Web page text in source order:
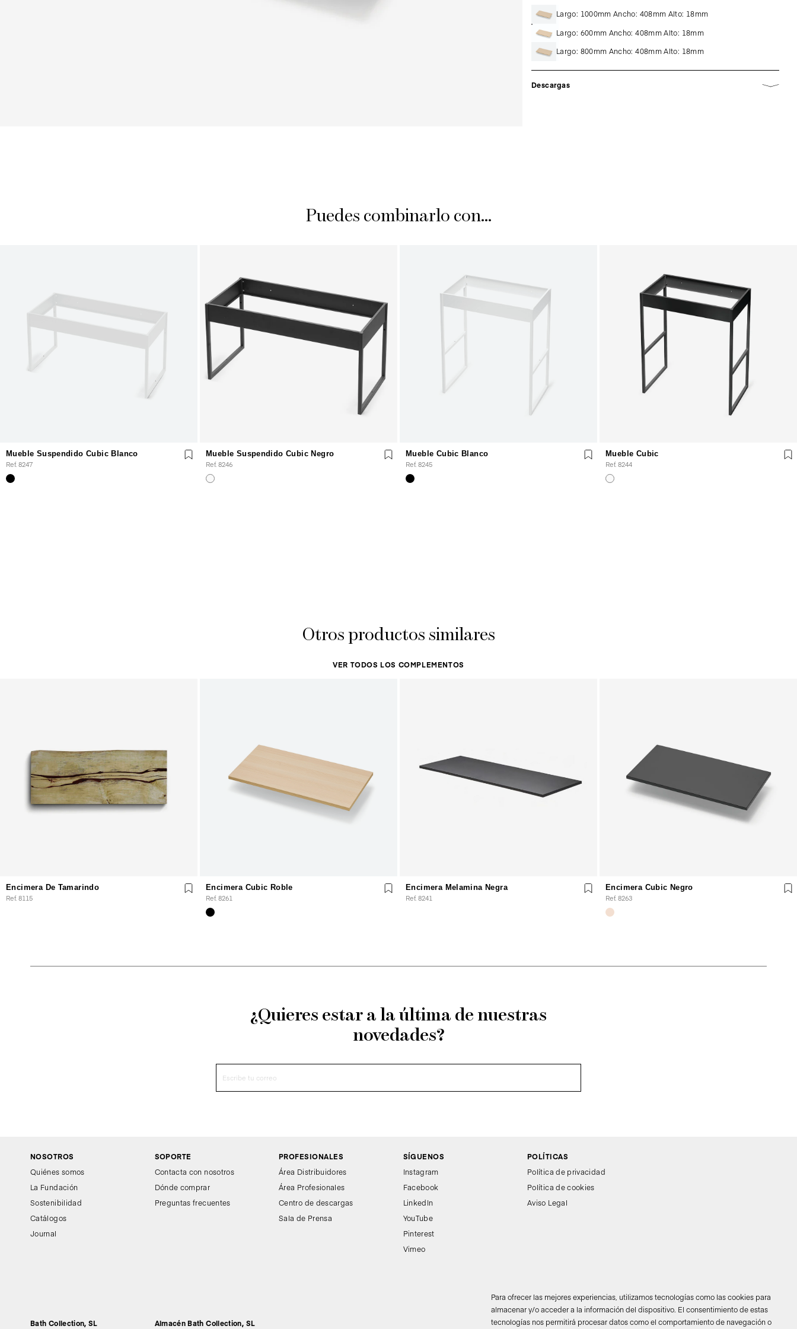
Para ofrecer las mejores experiencias, utilizamos tecnologías como las cookies para
almacenar y/o acceder a la información del dispositivo. El consentimiento de estas
tecnologías nos permitirá procesar datos como el comportamiento de navegación o
Largo: 1000mm Ancho: 408mm Alto: 18mm
Largo: 600mm Ancho: 408mm Alto: 18mm
Largo: 800mm Ancho: 408mm Alto: 18mm
Descargas
Puedes combinarlo con...
Mueble Suspendido Cubic Blanco
Ref. 8247
Mueble Suspendido Cubic Negro
Ref. 8246
Mueble Cubic Blanco
Ref. 8245
Mueble Cubic
Ref. 8244
Otros productos similares
VER TODOS LOS COMPLEMENTOS
Encimera De Tamarindo
Ref. 8115
Encimera Cubic Roble
Ref. 8261
Encimera Melamina Negra
Ref. 8241
Encimera Cubic Negro
Ref. 8263
¿Quieres estar a la última de nuestras
novedades?
NOSOTROS
Quiénes somos
La Fundación
Sostenibilidad
Catálogos
Journal
SOPORTE
Contacta con nosotros
Dónde comprar
Preguntas frecuentes
PROFESIONALES
Área Distribuidores
Área Profesionales
Centro de descargas
Sala de Prensa
SÍGUENOS
Instagram
Facebook
LinkedIn
YouTube
Pinterest
Vimeo
POLÍTICAS
Política de privacidad
Política de cookies
Aviso Legal
Bath Collection, SL Almacén Bath Collection, SL